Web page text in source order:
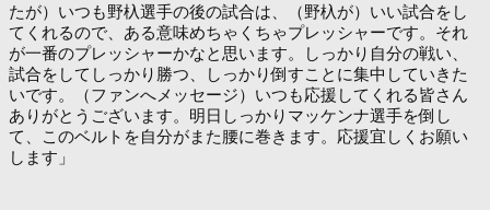
たが）いつも野杁選手の後の試合は、（野杁が）いい試合をし
てくれるので、ある意味めちゃくちゃプレッシャーです。それ
が一番のプレッシャーかなと思います。しっかり自分の戦い、
試合をしてしっかり勝つ、しっかり倒すことに集中していきた
いです。（ファンへメッセージ）いつも応援してくれる皆さん
ありがとうございます。明日しっかりマッケンナ選手を倒し
て、このベルトを自分がまた腰に巻きます。応援宜しくお願い
します」